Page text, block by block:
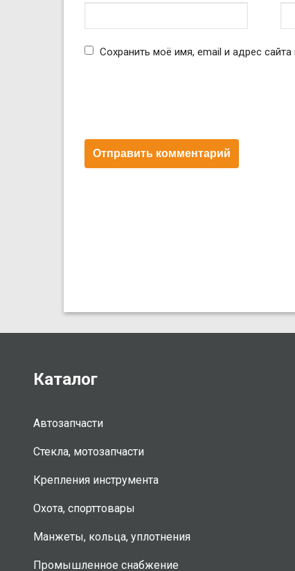
Сохранить моё имя, email и адрес
Каталог
Автозапчасти
Стекла, мотозапчасти
Крепления инструмента
Охота, спорттовары
Манжеты, кольца, уплотнения
Промышленное снабжение